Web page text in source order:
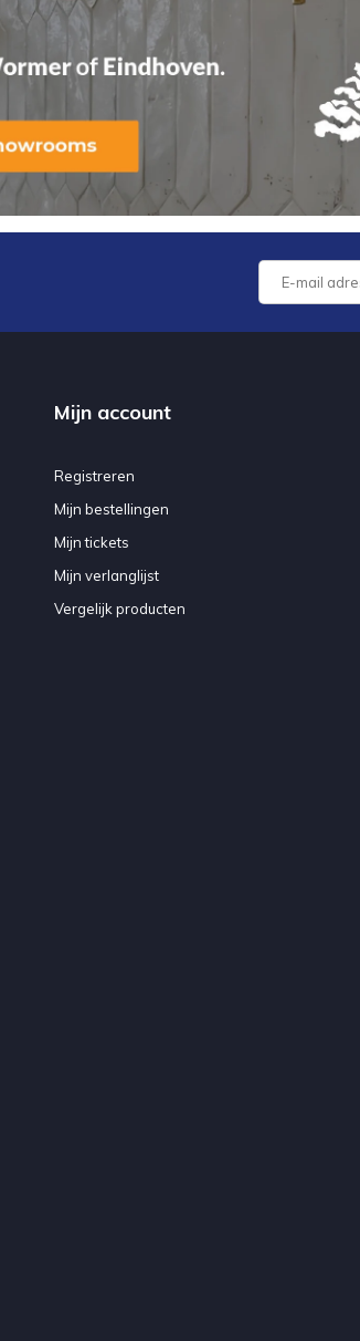
Mijn account
Registreren
Mijn bestellingen
Mijn tickets
Mijn verlanglijst
Vergelijk producten